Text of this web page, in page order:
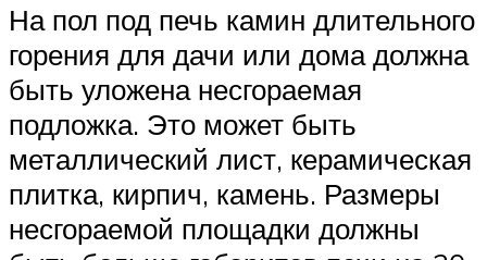
На пол под печь камин длительного
горения для дачи или дома должна
быть уложена несгораемая
подложка. Это может быть
металлический лист, керамическая
плитка, кирпич, камень. Размеры
несгораемой площадки должны